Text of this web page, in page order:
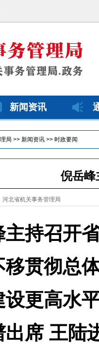
新闻资讯
局 >> 新闻资讯 >> 时政要闻
倪岳峰
河北省机关事务管理局
召开省
彻总体
高水平
席 王陆